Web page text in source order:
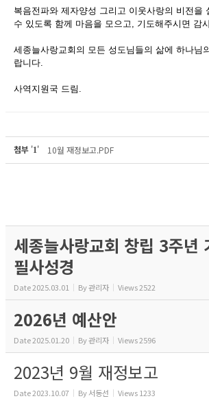
복음전파와 제자양성 그리고 이웃사랑의 비전을
수 있도록 함께 마음을 모으고, 기도해주시면 감
세종늘사랑교회의 모든 성도님들의 삶에 하나님
랍니다.
사역지원국 드림.
첨부 '1' 10월 재정보고.PDF
세종늘사랑교회 창립 3주년
필사성경
Date2025.03.01 By관리자 Views2522
2026년 예산안
Date2025.01.20 By관리자 Views2596
2023년 9월 재정보고
Date2023.10.07 By서동선 Views1233